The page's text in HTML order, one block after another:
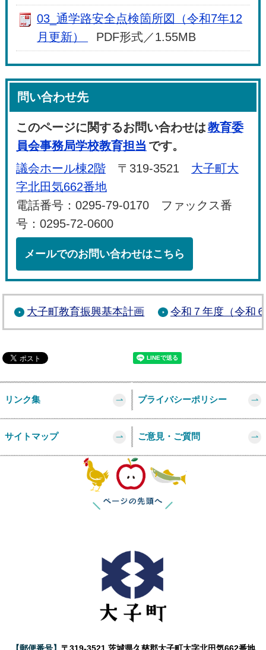
03_通学路安全点検箇所図（令和7年12
月更新）
PDF形式／1.55MB
問い合わせ先
このページに関するお問い合わせは教育委
員会事務局学校教育担当 です。
議会ホール棟2階 〒319-3521 大子町大
字北田気662番地
電話番号：0295-79-0170 ファックス番
号：0295-72-0600
メールでのお問い合わせはこちら
大子町教育振興基本計画 令和７年度（令和
リンク集 プライバシーポリシー
サイトマップ ご意見・ご質問